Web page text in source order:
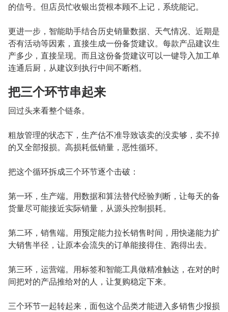
的信号。但店员忙收银出货根本顾不上记，系统能记。
更进一步，智能助手结合历史销量数据、天气情况、近期是
否有活动等因素，直接生成一份备货建议。每款产品建议生
产多少，直接呈现。而且这份备货建议可以一键导入加工单
连通后厨，从建议到执行中间不断档。
把三个环节串起来
回过头来看整个链条。
粗放管理的状态下，生产估不准导致该卖的没卖够，卖不掉
的又全部报损。高损耗低销量，恶性循环。
把这个循环拆成三个环节逐个击破：
第一环，生产端。用数据和算法替代经验判断，让每天的备
货量尽可能接近实际销量，从源头控制损耗。
第二环，销售端。用预定能力拉长销售时间，用快递能力扩
大销售半径，让原本会流失的订单能接得住、跑得出去。
第三环，运营端。用标签和智能工具做精准触达，在对的时
间把对的产品推给对的人，让复购稳定下来。
三个环节一起转起来，面包这个品类才能进入多销售少报损